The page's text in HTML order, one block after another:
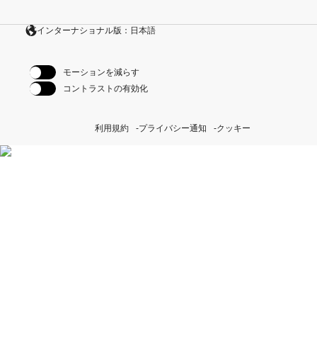
インターナショナル版：日本語
モーションを減らす
コントラストの有効化
利用規約 プライバシー通知 クッキー